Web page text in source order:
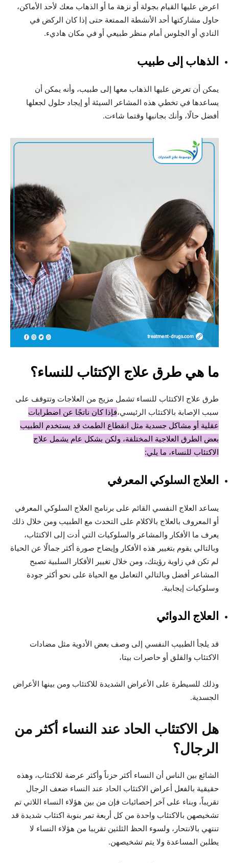
اعرض عليها القيام بجولة أو نزهة ما أو الذهاب معك لأحد الأماكن،
حاول مشاركتها أحد الأنشطة الممتعة حتى إذا كان الركض في
النادي أو الجلوس أمام منظر طبيعي أو في مكان هاديء.
الذهاب إلى طبيب
يمكن أن تعرض عليها الذهاب معها إلى طبيب، وأنه يمكن أن
يساعدها في تخطي هذه المشاعر السيئة أو إيجاد حلول لجعلها
أفضل حالًا، وأنك بجانبها وقتما شاءت.
ما هي طرق علاج الإكتئاب للنساء؟
طرق علاج الاكتئاب للنساء تشمل مزيج من العلاجات وتتوقف على
سبب الإصابة بالاكتئاب الرئيسي،فإذا كان ناتجًا عن اضطرابات
عقلية أو مشاكل جسدية مثل انقطاع الطمث قد يستخدم الطبيب
بعض الطرق العلاجية المختلفة، ولكن بشكل عام يشمل علاج
الاكتئاب للنساء، ما يلي:
العلاج السلوكي المعرفي
يساعد العلاج النفسي القائم على برنامج العلاج السلوكي المعرفي
أو المعروف بالعلاج بالاكلام على التحدث مع الطبيب ومن خلال ذلك
يعرف ما الأفكار والمشاعر والسلوكيات التي أدت إلى الاكتئاب،
وبالتالي يقوم بتغيير هذه الأفكار وإيضاح صورة أكثر جمالًا عن الحياة
لم تكن في زاوية رؤيتك، ومن خلال تغيير الأفكار السلبية تصبح
المشاعر أفضل وبالتالي التعامل مع الحياة على نحو أكثر جودة
وسلوكيات إيجابية.
العلاج الدوائي
قد يلجأ الطبيب النفسي إلى وصف بعض الأدوية مثل مضادات
الاكتئاب والقلق أو حاصرات بيتا،
وذلك للسيطرة على الأعراض الشديدة للاكتئاب ومن بينها الأعراض
الجسدية.
هل الاكتئاب الحاد عند النساء أكثر من
الرجال؟
الشائع بين الناس أن النساء أكثر حزناً وأكثر عرضة للاكتئاب، وهذه
حقيقية بالفعل أعراض الاكتئاب الحاد عند النساء ضعف الرجال
تقريباً، وبناء على آخر إحصائيات فإن من بين هؤلاء النساء اللاتي تم
تشخيصهن بالاكتئاب واحدة من كل أربعة تمر بنوبة اكتئاب شديدة قد
تنتهي بالانتحار، ولسوء الحظ الثلثين تقريبا من هؤلاء النساء لا
يطلبن المساعدة ولا يتم تشخيصهن.